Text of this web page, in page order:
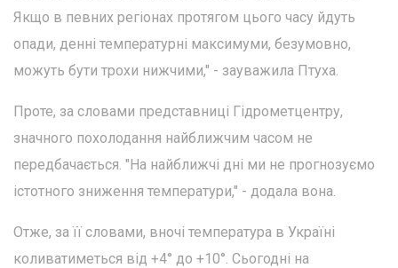
Якщо в певних регіонах протягом цього часу йдуть
опади, денні температурні максимуми, безумовно,
можуть бути трохи нижчими," - зауважила Птуха.
Проте, за словами представниці Гідрометцентру,
значного похолодання найближчим часом не
передбачається. "На найближчі дні ми не прогнозуємо
істотного зниження температури," - додала вона.
Отже, за її словами, вночі температура в Україні
коливатиметься від +4° до +10°. Сьогодні на